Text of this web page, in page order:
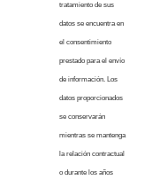
tratamiento de sus
datos se encuentra en
el consentimiento
prestado para el envío
de información. Los
datos proporcionados
se conservarán
mientras se mantenga
la relación contractual
o durante los años